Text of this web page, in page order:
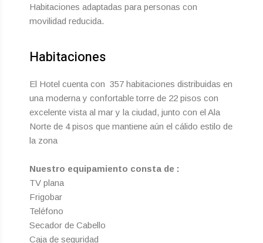
Habitaciones adaptadas para personas con
movilidad reducida.
Habitaciones
El Hotel cuenta con 357 habitaciones distribuidas en
una moderna y confortable torre de 22 pisos con
excelente vista al mar y la ciudad, junto con el Ala
Norte de 4 pisos que mantiene aún el cálido estilo de
la zona
Nuestro equipamiento consta de :
TV plana
Frigobar
Teléfono
Secador de Cabello
Caja de seguridad